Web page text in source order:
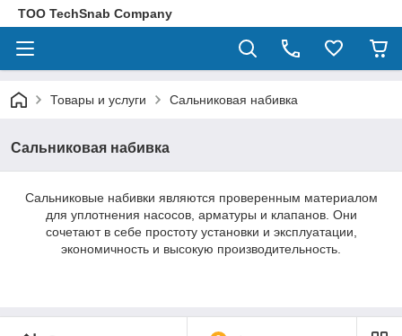
ТОО TechSnab Company
Товары и услуги Сальниковая набивка
Сальниковая набивка
Сальниковые набивки являются проверенным материалом
для уплотнения насосов, арматуры и клапанов. Они
сочетают в себе простоту установки и эксплуатации,
экономичность и высокую производительность.